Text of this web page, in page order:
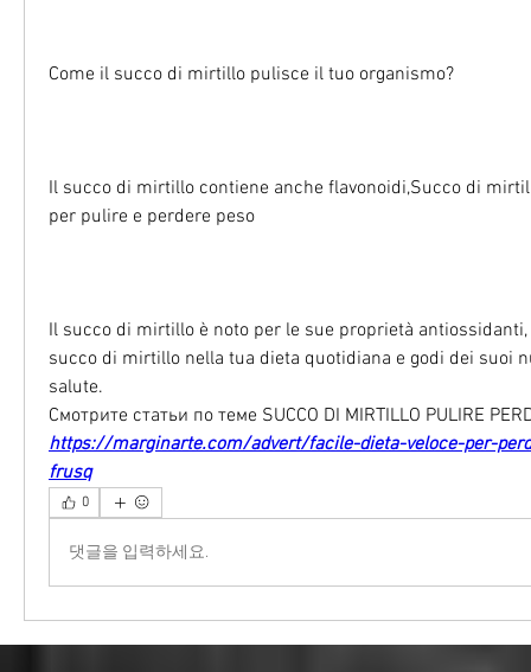
Come il succo di mirtillo pulisce il tuo organismo?
Il succo di mirtillo contiene anche flavonoidi,Succo di
per pulire e perdere peso
Il succo di mirtillo è noto per le sue proprietà
succo di mirtillo nella tua dieta quotidiana e godi dei suoi
salute.
Смотрите статьи по теме SUCCO DI MIRTILLO PULIRE
https://marginarte.com/advert/facile-dieta-veloce-per-
frusq
0
댓글을 입력하세요.